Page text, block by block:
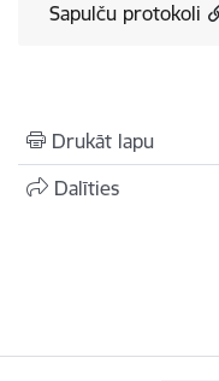
Sapulču protokoli
Drukāt lapu
Dalīties